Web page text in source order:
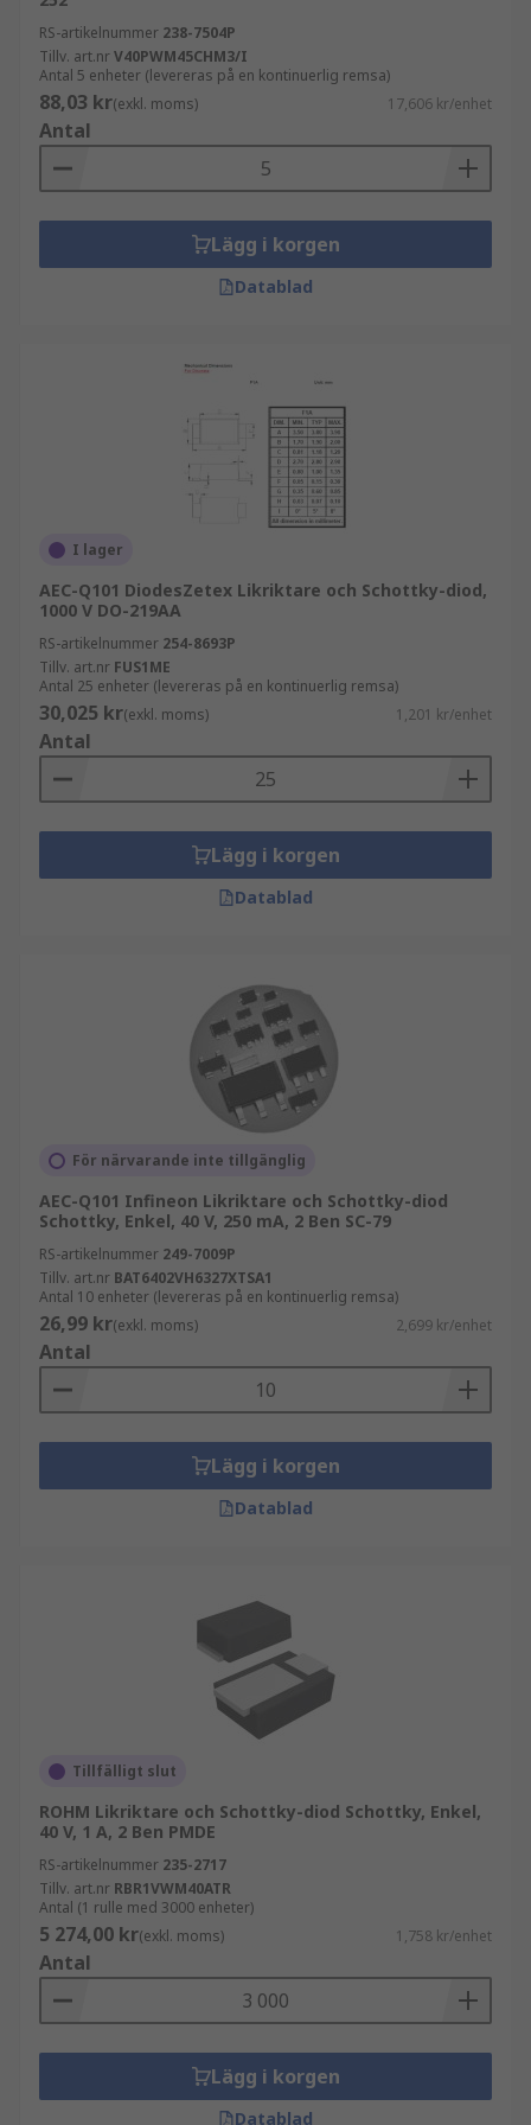
RS-artikelnummer 238-7504P
Tillv. art.nrV40PWM45CHM3/I
Antal 5 enheter (levereras på en kontinuerlig remsa)
88,03 kr(exkl. moms) 17,606 kr/enhet
Antal
Lägg i korgen
Datablad
I lager
AEC-Q101 DiodesZetex Likriktare och Schottky-diod,
1000 V DO-219AA
RS-artikelnummer 254-8693P
Tillv. art.nr FUS1ME
Antal 25 enheter (levereras på en kontinuerlig remsa)
30,025 kr(exkl. moms) 1,201 kr/enhet
Antal
Lägg i korgen
Datablad
För närvarande inte tillgänglig
AEC-Q101 Infineon Likriktare och Schottky-diod
Schottky, Enkel, 40 V, 250 mA, 2 Ben SC-79
RS-artikelnummer 249-7009P
Tillv. art.nr BAT6402VH6327XTSA1
Antal 10 enheter (levereras på en kontinuerlig remsa)
26,99 kr(exkl. moms) 2,699 kr/enhet
Antal
Lägg i korgen
Datablad
Tillfälligt slut
ROHM Likriktare och Schottky-diod Schottky, Enkel,
40 V, 1 A, 2 Ben PMDE
RS-artikelnummer 235-2717
Tillv. art.nr RBR1VWM40ATR
Antal (1 rulle med 3000 enheter)
5 274,00 kr(exkl. moms) 1,758 kr/enhet
Antal
Lägg i korgen
Datablad